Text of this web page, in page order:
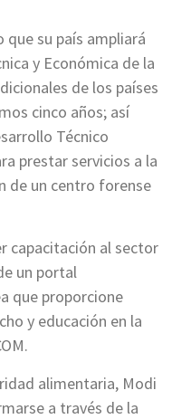
su país ampliará
y Económica de la
de los países
cinco años; así
Técnico
prestar servicios a la
de un centro forense
capacitación al sector
un portal
que proporcione
y educación en la
alimentaria, Modi
a través de la